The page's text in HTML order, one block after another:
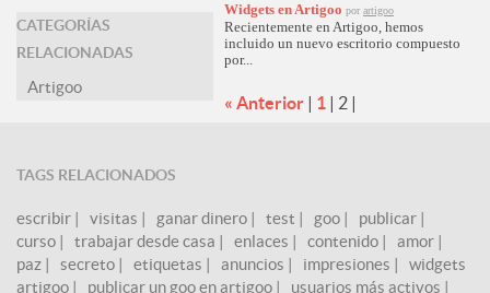
CATEGORÍAS
RELACIONADAS
Artigoo
Widgets en Artigoo por artigoo
Recientemente en Artigoo, hemos
incluido un nuevo escritorio compuesto
por...
« Anterior | 1 | 2 |
TAGS RELACIONADOS
escribir | visitas | ganar dinero | test | goo | publicar |
curso | trabajar desde casa | enlaces | contenido | amor |
paz | secreto | etiquetas | anuncios | impresiones | widgets
artigoo | publicar un goo en artigoo | usuarios más activos |